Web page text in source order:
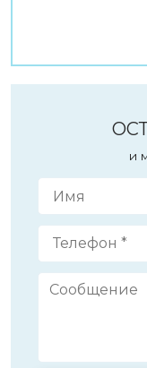
и